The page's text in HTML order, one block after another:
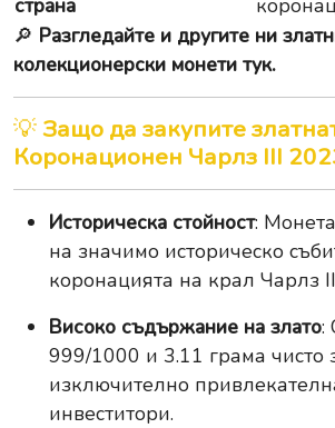
страна
🔎 Разгледайте и другите ни
колекционерски монети тук.
💡Защо да закупите
Коронационен Чарлз III
Историческа стойност:
на значимо историческо
коронацията на крал Чарлз
Високо съдържание на злато:
999/1000 и 3.11 грама чисто
изключително
инвеститори.